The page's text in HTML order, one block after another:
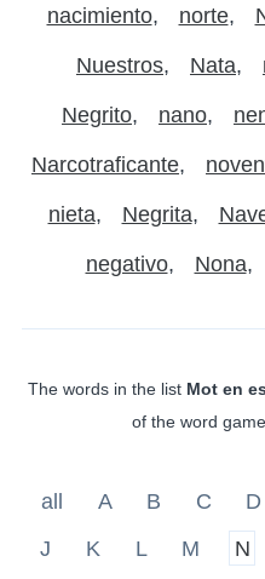
nacimiento norte
Nuestros Nata
Negrito nano
Narcotraficante
nieta Negrita
negativo Nona
The words in the list Mot en
of the word game
all A B C D
J
K L M N